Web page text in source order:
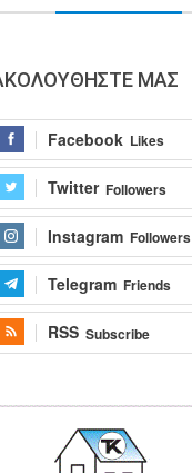
ΜΑΣ
Facebook Likes
Twitter Followers
Instagram Followers
Telegram Friends
RSS Subscribe